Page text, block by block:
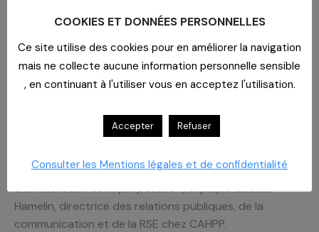
l’éventuelle participation à des plateformes de
livraisons groupées, aux modes de transport utilisés,
ainsi qu’à l’usage de logiciels d’échange de données
informatisées entre les différents sites.
participer à l’Indice vert contrôlé. « L’Indice vert
contrôlé permet, d’une part, de valoriser les actions
données autodéclarées. À l’issue de la visite, des pistes
d’amélioration sont proposées », explique Isabelle
Hamelin, directrice des relations publiques, de la
communication et de la RSE chez CAHPP.
COOKIES ET DONNÉES PERSONNELLES
Ce site utilise des cookies pour en améliorer la navigation
mais ne collecte aucune information personnelle sensible
, en continuant à l'utiliser vous en acceptez l'utilisation.
Accepter Refuser
Consulter les Mentions légales et de confidentialité